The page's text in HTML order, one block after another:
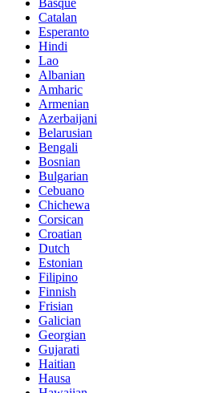
Basque
Catalan
Esperanto
Hindi
Lao
Albanian
Amharic
Armenian
Azerbaijani
Belarusian
Bengali
Bosnian
Bulgarian
Cebuano
Chichewa
Corsican
Croatian
Dutch
Estonian
Filipino
Finnish
Frisian
Galician
Georgian
Gujarati
Haitian
Hausa